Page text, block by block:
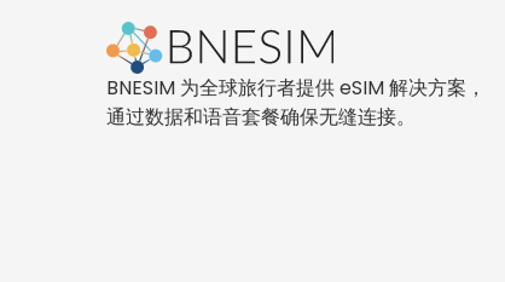
BNESIM 为全球旅行者提供 eSIM 解决方案，
通过数据和语音套餐确保无缝连接。